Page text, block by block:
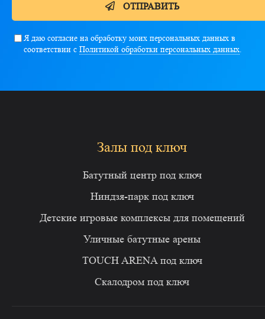
Я даю согласие на обработку моих персональных данных в
соответствии с Политикой обработки персональных данных.
ОТПРАВИТЬ
Залы под ключ
Батутный центр под ключ
Ниндзя-парк под ключ
Детские игровые комплексы для помещений
Уличные батутные арены
TOUCH ARENA под ключ
Скалодром под ключ